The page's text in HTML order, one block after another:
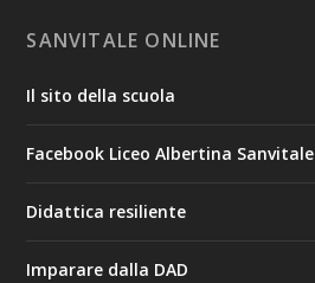
SANVITALE ONLINE
Il sito della scuola
Facebook Liceo Albertina Sanvitale
Didattica resiliente
Imparare dalla DAD